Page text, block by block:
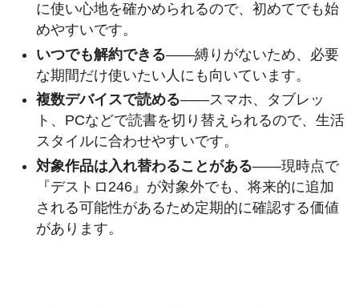
に使い心地を確かめられるので、初めてでも始
めやすいです。
いつでも解約できる——縛りがないため、必要
な期間だけ使いたい人にも向いています。
複数デバイスで読める——スマホ、タブレッ
ト、PCなどで読書を切り替えられるので、生活
スタイルに合わせやすいです。
対象作品は入れ替わることがある——現時点で
『デストロ246』が対象外でも、将来的に追加
される可能性があるため定期的に確認する価値
があります。